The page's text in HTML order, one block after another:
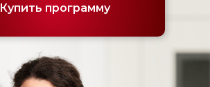
Купить программу